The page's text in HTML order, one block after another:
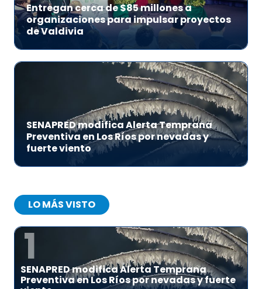
Entregan cerca de $85 millones a
organizaciones para impulsar proyectos
de Valdivia
SENAPRED modifica Alerta Temprana
Preventiva en Los Ríos por nevadas y
fuerte viento
LO MÁS VISTO
1
SENAPRED modifica Alerta Temprana
Preventiva en Los Ríos por nevadas y fuerte